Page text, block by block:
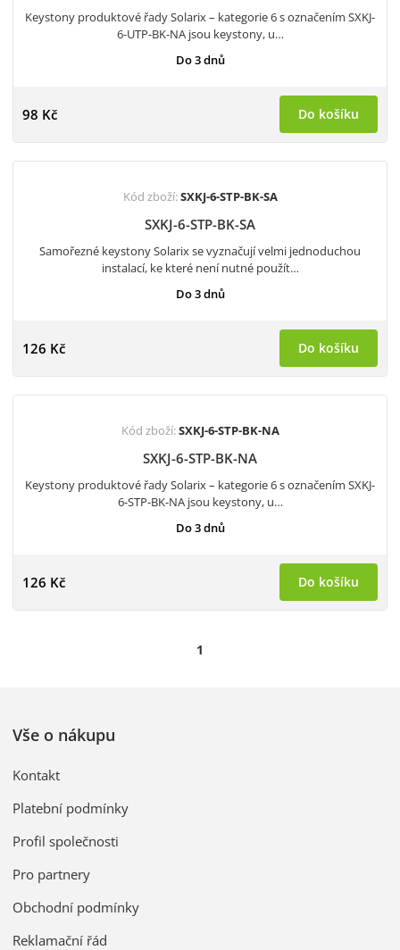
Keystony produktové řady Solarix – kategorie 6 s označením SXKJ-
6-UTP-BK-NA jsou keystony, u…
Do 3 dnů
98 Kč Do košíku
Kód zboží:SXKJ-6-STP-BK-SA
SXKJ-6-STP-BK-SA
Samořezné keystony Solarix se vyznačují velmi jednoduchou
instalací, ke které není nutné použít…
Do 3 dnů
126 Kč Do košíku
Kód zboží:SXKJ-6-STP-BK-NA
SXKJ-6-STP-BK-NA
Keystony produktové řady Solarix – kategorie 6 s označením SXKJ-
6-STP-BK-NA jsou keystony, u…
Do 3 dnů
126 Kč Do košíku
1
Vše o nákupu
Kontakt
Platební podmínky
Profil společnosti
Pro partnery
Obchodní podmínky
Reklamační řád